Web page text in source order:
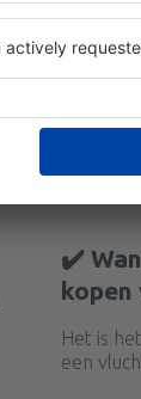
✔️
kopen
Het is
een